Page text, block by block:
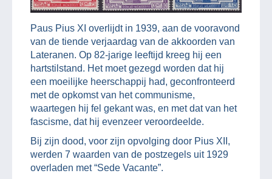
Paus Pius XI overlijdt in 1939, aan de vooravond
van de tiende verjaardag van de akkoorden van
Lateranen. Op 82-jarige leeftijd kreeg hij een
hartstilstand. Het moet gezegd worden dat hij
een moeilijke heerschappij had, geconfronteerd
met de opkomst van het communisme,
waartegen hij fel gekant was, en met dat van het
fascisme, dat hij evenzeer veroordeelde.
Bij zijn dood, voor zijn opvolging door Pius XII,
werden 7 waarden van de postzegels uit 1929
overladen met “Sede Vacante”.